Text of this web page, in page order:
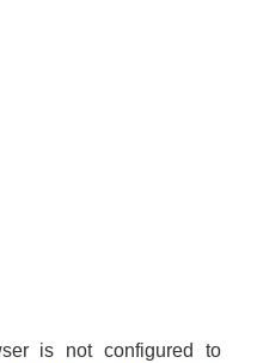
is not configured to